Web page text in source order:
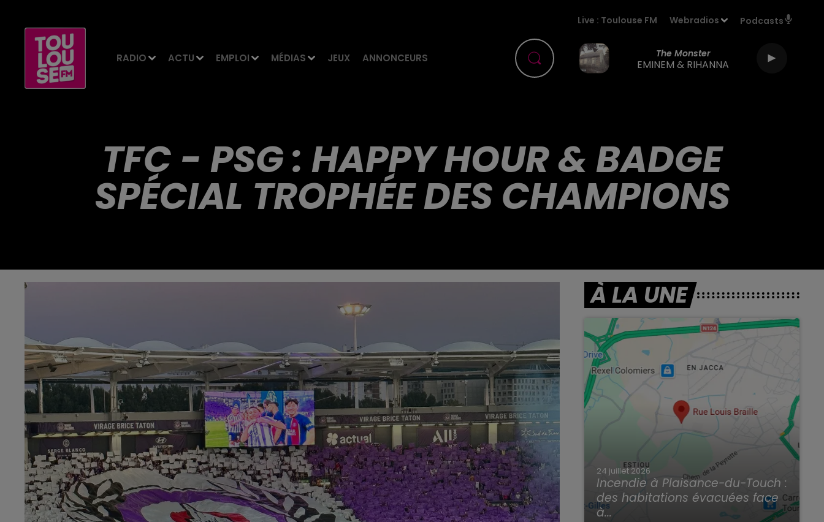
RADIO ACTU EMPLOI MÉDIAS JEUX ANNONCEURS
Live : Toulouse FM Webradios Podcasts
The Monster
EMINEM & RIHANNA
TFC - PSG : HAPPY HOUR & BADGE
SPÉCIAL TROPHÉE DES CHAMPIONS
À LA UNE
24 juillet 2026
Incendie à Plaisance-du-Touch :
des habitations évacuées face
à...